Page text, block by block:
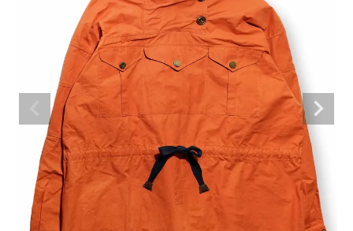
CATEGORY
CONTENTS
SHOP
INFORMATION